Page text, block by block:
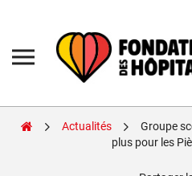
des
Hôpitaux
Actualités
Groupe
plus pour les